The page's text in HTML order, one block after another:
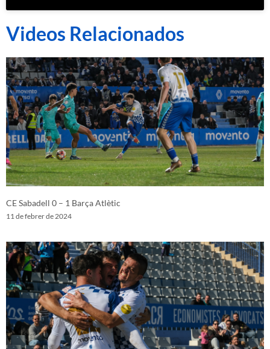
Videos Relacionados
CE Sabadell 0 – 1 Barça Atlètic
11 de febrer de 2024